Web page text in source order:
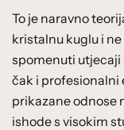
To je naravno
kristalnu kuglu i
spomenuti utjecaji
čak i profesionalni
prikazane odnose
ishode s visokim